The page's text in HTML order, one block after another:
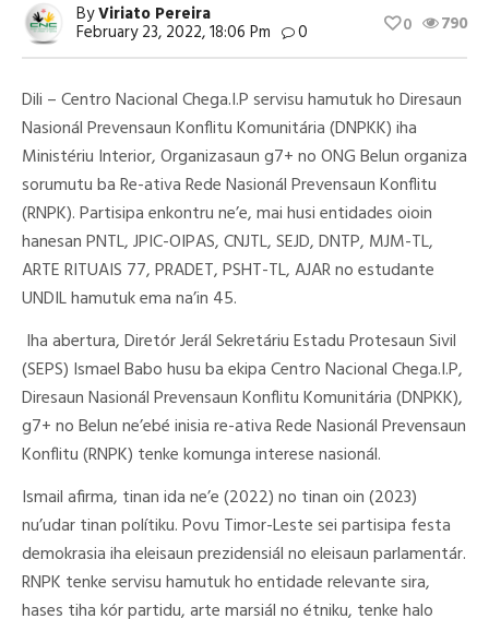
ByViriato Pereira
February 23, 2022, 18:06 Pm 0 790
0
Dili – Centro Nacional Chega.I.P servisu hamutuk ho Diresaun
Nasionál Prevensaun Konflitu Komunitária (DNPKK) iha
Ministériu Interior, Organizasaun g7+ no ONG Belun organiza
sorumutu ba Re-ativa Rede Nasionál Prevensaun Konflitu
(RNPK). Partisipa enkontru ne’e, mai husi entidades oioin
hanesan PNTL, JPIC-OIPAS, CNJTL, SEJD, DNTP, MJM-TL,
ARTE RITUAIS 77, PRADET, PSHT-TL, AJAR no estudante
UNDIL hamutuk ema na’in 45.
Iha abertura, Diretór Jerál Sekretáriu Estadu Protesaun Sivil
(SEPS) Ismael Babo husu ba ekipa Centro Nacional Chega.I.P,
Diresaun Nasionál Prevensaun Konflitu Komunitária (DNPKK),
g7+ no Belun ne’ebé inisia re-ativa Rede Nasionál Prevensaun
Konflitu (RNPK) tenke komunga interese nasionál.
Ismail afirma, tinan ida ne’e (2022) no tinan oin (2023)
nu’udar tinan polítiku. Povu Timor-Leste sei partisipa festa
demokrasia iha eleisaun prezidensiál no eleisaun parlamentár.
RNPK tenke servisu hamutuk ho entidade relevante sira,
hases tiha kór partidu, arte marsiál no étniku, tenke halo